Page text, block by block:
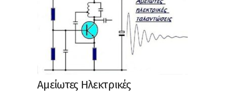
Αμείωτες Ηλεκτρικές